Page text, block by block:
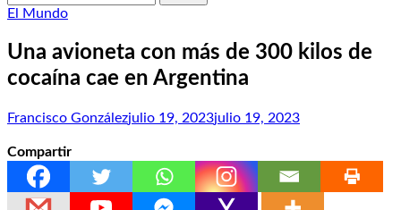
El Mundo
Una avioneta con más de 300 kilos de
cocaína cae en Argentina
Francisco Gonzálezjulio 19, 2023julio 19, 2023
Compartir